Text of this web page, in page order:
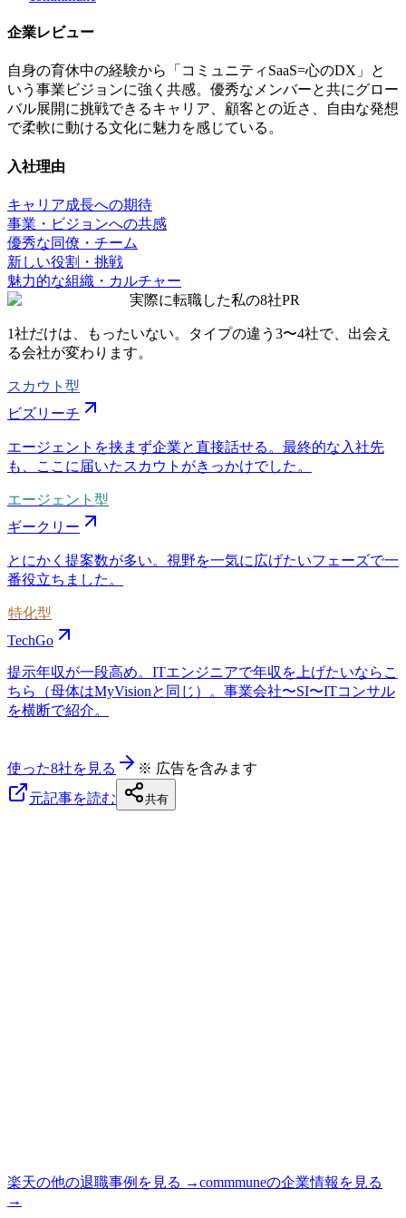
企業レビュー
自身の育休中の経験から「コミュニティSaaS=心のDX」と
いう事業ビジョンに強く共感。優秀なメンバーと共にグロー
バル展開に挑戦できるキャリア、顧客との近さ、自由な発想
で柔軟に動ける文化に魅力を感じている。
入社理由
キャリア成長への期待
事業・ビジョンへの共感
優秀な同僚・チーム
新しい役割・挑戦
魅力的な組織・カルチャー
実際に転職した私の8社PR
1社だけは、もったいない。タイプの違う 3〜4社で、出会え
る会社が変わります。
スカウト型
ビズリーチ
エージェントを挟まず企業と直接話せる。最終的な入社先
も、ここに届いたスカウトがきっかけでした。
エージェント型
ギークリー
とにかく提案数が多い。視野を一気に広げたいフェーズで一
番役立ちました。
特化型
TechGo
提示年収が一段高め。ITエンジニアで年収を上げたいならこ
ちら（母体はMyVisionと同じ）。事業会社〜SI〜ITコンサル
を横断で紹介。
使った8社を見る
※ 広告を含みます
元記事を読む
共有
楽天の他の退職事例を見る →commmuneの企業情報を見る
→